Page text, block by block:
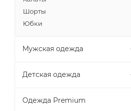
Шорты
Юбки
Мужская одежда
Детская одежда
Одежда Premium